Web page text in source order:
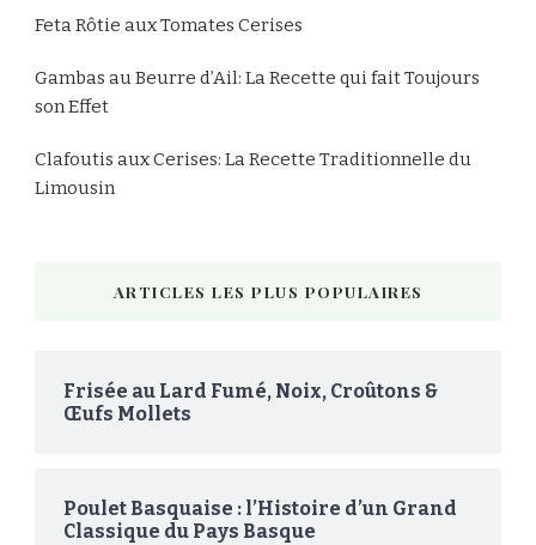
Feta Rôtie aux Tomates Cerises
Gambas au Beurre d’Ail: La Recette qui fait Toujours
son Effet
Clafoutis aux Cerises: La Recette Traditionnelle du
Limousin
ARTICLES LES PLUS POPULAIRES
Frisée au Lard Fumé, Noix, Croûtons &
Œufs Mollets
Poulet Basquaise : l’Histoire d’un Grand
Classique du Pays Basque